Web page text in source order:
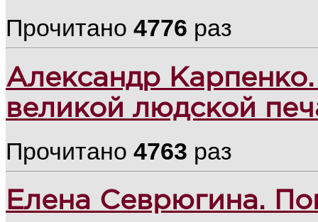
Прочитано 4776 раз
Александр
великой людской
Прочитано 4763 раз
Елена Севрюгина.